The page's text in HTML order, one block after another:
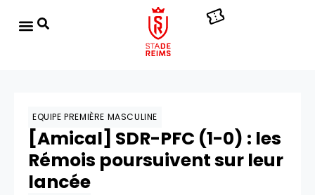
EQUIPE PREMIÈRE MASCULINE
[Amical] SDR-PFC (1-0) : les
Rémois poursuivent sur leur
lancée